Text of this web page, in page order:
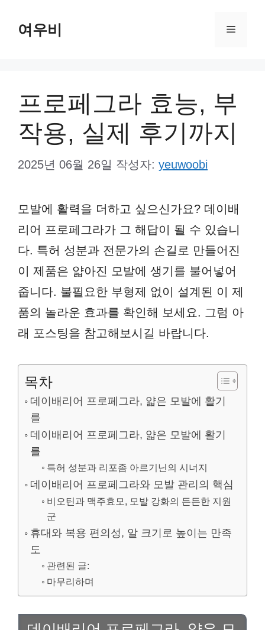
여우비 메
프로페그라 효능, 부
작용, 실제 후기까지
2025년 06월 26일 작성자: yeuwoobi
모발에 활력을 더하고 싶으신가요? 데이배
리어 프로페그라가 그 해답이 될 수 있습니
다. 특허 성분과 전문가의 손길로 만들어진
이 제품은 얇아진 모발에 생기를 불어넣어
줍니다. 불필요한 부형제 없이 설계된 이 제
품의 놀라운 효과를 확인해 보세요. 그럼 아
래 포스팅을 참고해보시길 바랍니다.
목차
데이배리어 프로페그라, 얇은 모발에 활기
를
데이배리어 프로페그라, 얇은 모발에 활기
를
특허 성분과 리포좀 아르기닌의 시너지
데이배리어 프로페그라와 모발 관리의 핵심
비오틴과 맥주효모, 모발 강화의 든든한 지원
군
휴대와 복용 편의성, 알 크기로 높이는 만족
도
관련된 글:
마무리하며